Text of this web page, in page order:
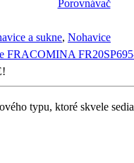
Porovnávač
a sukne, Nohavice
FRACOMINA
typu, ktoré skvele